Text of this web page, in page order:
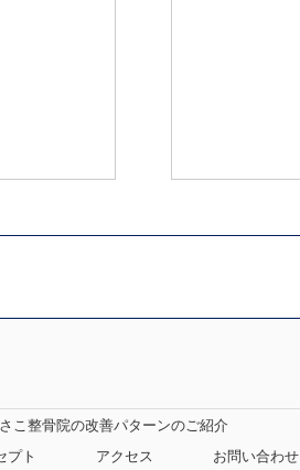
こ整骨院の改善パターンのご紹介
プト アクセス お問い合わせ